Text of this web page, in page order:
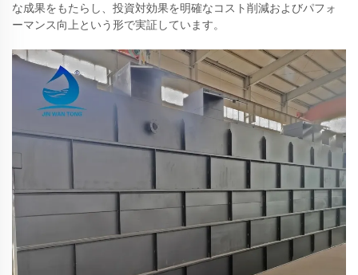
な成果をもたらし、投資対効果を明確なコスト削減およびパフォ
ーマンス向上という形で実証しています。